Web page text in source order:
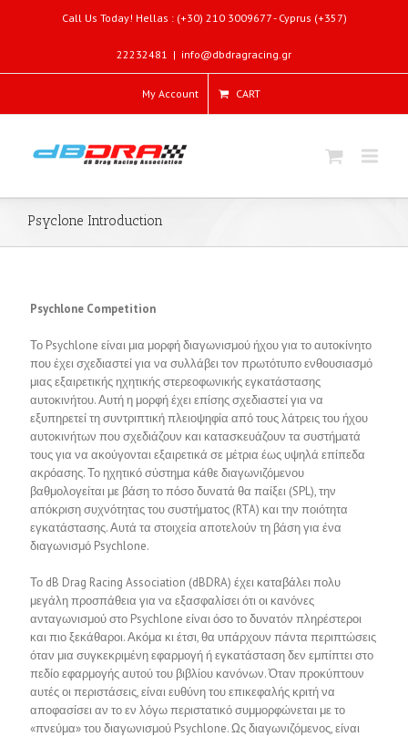
Call Us Today! Hellas : (+30) 210 3009677 - Cyprus (+357)
22232481 | info@dbdragracing.gr
My Account CART
Psyclone Introduction
Psychlone Competition
Το Psychlone είναι μια μορφή διαγωνισμού ήχου για το αυτοκίνητο
που έχει σχεδιαστεί για να συλλάβει τον πρωτότυπο ενθουσιασμό
μιας εξαιρετικής ηχητικής στερεοφωνικής εγκατάστασης
αυτοκινήτου. Αυτή η μορφή έχει επίσης σχεδιαστεί για να
εξυπηρετεί τη συντριπτική πλειοψηφία από τους λάτρεις του ήχου
αυτοκινήτων που σχεδιάζουν και κατασκευάζουν τα συστήματά
τους για να ακούγονται εξαιρετικά σε μέτρια έως υψηλά επίπεδα
ακρόασης. Το ηχητικό σύστημα κάθε διαγωνιζόμενου
βαθμολογείται με βάση το πόσο δυνατά θα παίξει (SPL), την
απόκριση συχνότητας του συστήματος (RTA) και την ποιότητα
εγκατάστασης. Αυτά τα στοιχεία αποτελούν τη βάση για ένα
διαγωνισμό Psychlone.
Το dB Drag Racing Association (dBDRA) έχει καταβάλει πολυ
μεγάλη προσπάθεια για να εξασφαλίσει ότι οι κανόνες
ανταγωνισμού στο Psychlone είναι όσο το δυνατόν πληρέστεροι
και πιο ξεκάθαροι. Ακόμα κι έτσι, θα υπάρχουν πάντα περιπτώσεις
όταν μια συγκεκριμένη εφαρμογή ή εγκατάσταση δεν εμπίπτει στο
πεδίο εφαρμογής αυτού του βιβλίου κανόνων. Όταν προκύπτουν
αυτές οι περιστάσεις, είναι ευθύνη του επικεφαλής κριτή να
αποφασίσει αν το εν λόγω περιστατικό συμμορφώνεται με το
«πνεύμα» του διαγωνισμού Psychlone. Ως διαγωνιζόμενος, είναι